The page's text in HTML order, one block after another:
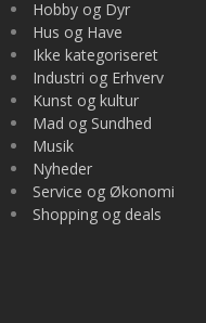
Hobby og Dyr
Hus og Have
Ikke kategoriseret
Industri og Erhverv
Kunst og kultur
Mad og Sundhed
Musik
Nyheder
Service og Økonomi
Shopping og deals